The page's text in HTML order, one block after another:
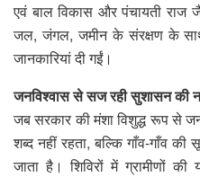
एवं बाल विकास और पंचायती राज
जल, जंगल, जमीन के संरक्षण के
जानकारियां दी गईं।
जनविश्वास से सज रही सुशासन की
जब सरकार की मंशा विशुद्ध रूप से
शब्द नहीं रहता, बल्कि गाँव-गाँव
जाता है। शिविरों में ग्रामीणों की